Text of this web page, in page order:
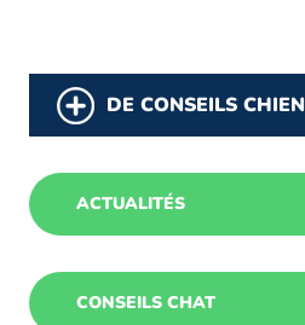
DE CONSEILS CHIEN
ACTUALITÉS
CONSEILS CHAT